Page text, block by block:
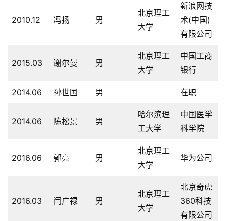
2010.12 冯扬 男
北京理工
大学
新浪网技
术(中国)
有限公司
2015.03 谢尔曼 男
北京理工
大学
中国工商
银行
2014.06 孙世国 男 在职
2014.06 陈松景 男
哈尔滨理
工大学
中国医学
科学院
2016.06 郭亮 男
北京理工
大学
华为公司
2016.03 闫广禄 男
北京理工
大学
北京奇虎
360科技
有限公司